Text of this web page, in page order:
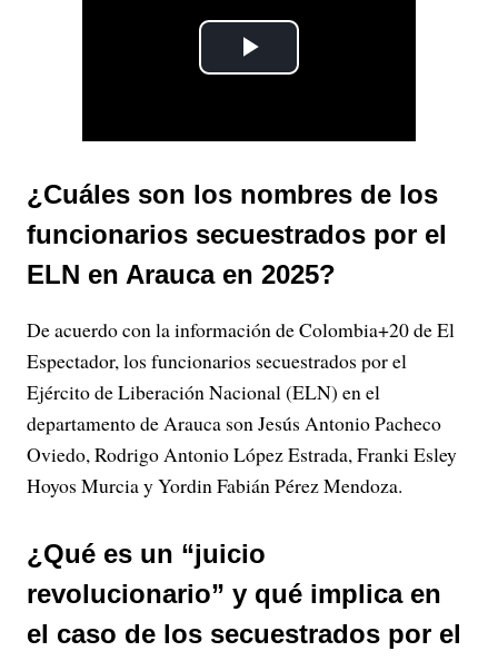
P
y
V
i
d
e
o
¿Cuáles son los nombres de los
funcionarios secuestrados por el
ELN en Arauca en 2025?
De acuerdo con la información de Colombia+20 de El
Espectador, los funcionarios secuestrados por el
Ejército de Liberación Nacional (ELN) en el
departamento de Arauca son Jesús Antonio Pacheco
Oviedo, Rodrigo Antonio López Estrada, Franki Esley
Hoyos Murcia y Yordin Fabián Pérez Mendoza.
¿Qué es un “juicio
revolucionario” y qué implica en
el caso de los secuestrados por el